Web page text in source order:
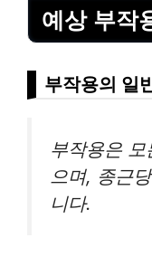
예상 부작
부작용의 일
부작용은
으며, 종근
니다.